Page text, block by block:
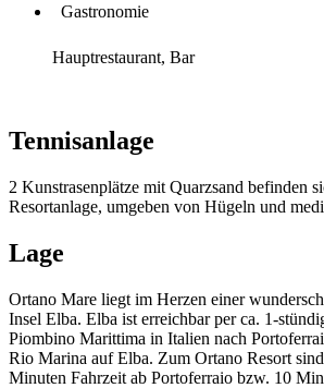
Gastronomie
Hauptrestaurant, Bar
Tennisanlage
2 Kunstrasenplätze mit Quarzsand befinden
Resortanlage, umgeben von Hügeln und
Lage
Ortano Mare liegt im Herzen einer
Insel Elba. Elba ist erreichbar per ca. 1-
Piombino Marittima in Italien nach
Rio Marina auf Elba. Zum Ortano Resort
Minuten Fahrzeit ab Portoferraio bzw. 10